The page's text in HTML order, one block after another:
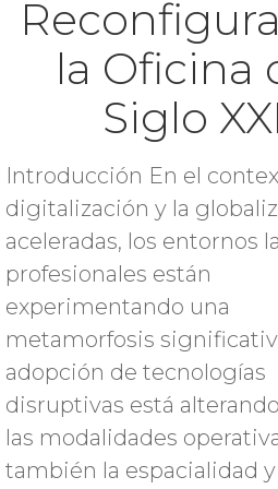
la Oficina
Siglo XXI
Introducción En el
digitalización y la
aceleradas, los entornos
profesionales están
experimentando una
metamorfosis
adopción de tecnologías
disruptivas está
las modalidades
también la espacialidad y